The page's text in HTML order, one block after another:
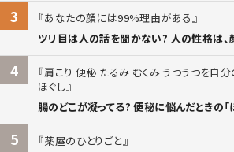
3
あなたの顔には99%理由がある
ツリ目は人の話を聞かない? 人の性格は、
4
肩こり 便秘 たるみ むくみ うつうつを自分
ほぐし
腸のどこが凝ってる? 便秘に悩んだときの「
5
薬屋のひとりごと